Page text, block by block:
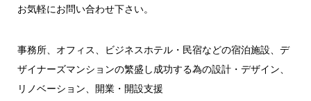
お気軽にお問い合わせ下さい。
事務所、オフィス、ビジネスホテル・民宿などの宿泊施設、デ
ザイナーズマンションの繁盛し成功する為の設計・デザイン、
リノベーション、開業・開設支援